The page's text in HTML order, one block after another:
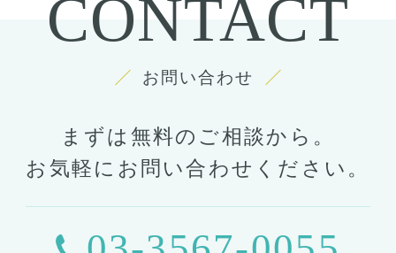
CONTACT
お問い合わせ
まずは無料のご相談から。
お気軽にお問い合わせください。